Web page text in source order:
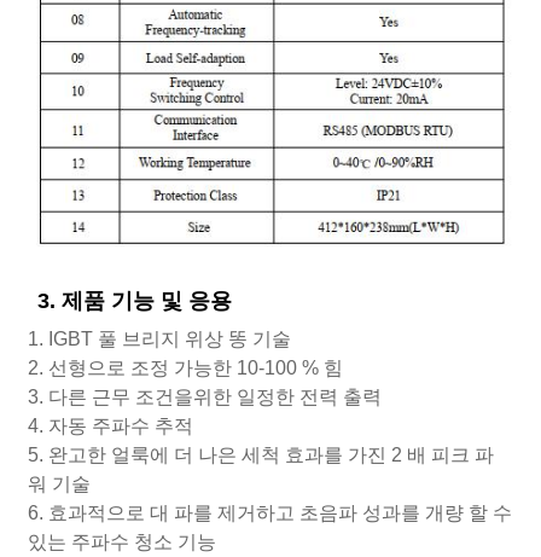
3. 제품 기능 및 응용
1. IGBT 풀 브리지 위상 똥 기술
2. 선형으로 조정 가능한 10-100 % 힘
3. 다른 근무 조건을위한 일정한 전력 출력
4. 자동 주파수 추적
5. 완고한 얼룩에 더 나은 세척 효과를 가진 2 배 피크 파
워 기술
6. 효과적으로 대 파를 제거하고 초음파 성과를 개량 할 수
있는 주파수 청소 기능